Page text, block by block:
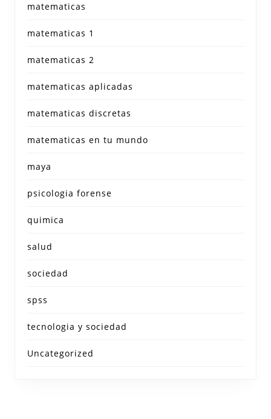
matematicas
matematicas 1
matematicas 2
matematicas aplicadas
matematicas discretas
matematicas en tu mundo
maya
psicologia forense
quimica
salud
sociedad
spss
tecnologia y sociedad
Uncategorized